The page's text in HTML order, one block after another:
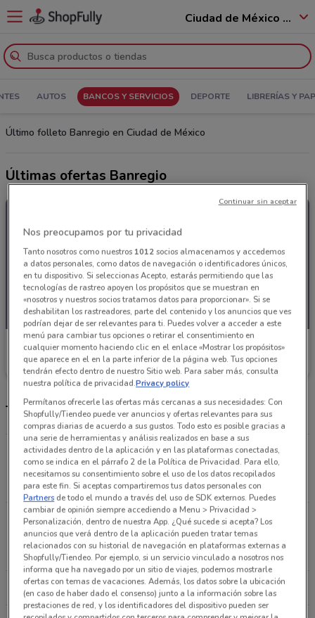
Ciudad de México - 12400
AUTOS BANCOS Y SERVICIOS DEPORTE LIBRERÍAS Y
Último folleto Banregio en Ciudad de México
Últimas ofertas Banregio
Banregio
Caduca el 31/12
Tiendas Banregio más cercanas
Eje 5 Oriente# 760, Local 5°, Col. Leyes de Reforma
3ra. Sección, Del. Iztapalapa Ciudad De México
21.6 km
CERRADO
Av. Insurgentes Sur # 1732, Col. Florida, Del.
Álvaro Obregón Ciudad De México
22.7 km
CERRADO
Todas las tiendas Banregio
Nos preocupamos por tu privacidad
Tanto nosotros como nuestros 1012socios almacenamos y accedemos
a datos personales, como datos de navegación o identificadores únicos,
en tu dispositivo. Si seleccionas Acepto, estarás permitiendo que las
tecnologías de rastreo apoyen los propósitos que se muestran en
«nosotros y nuestros socios tratamos datos para proporcionar». Si se
deshabilitan los rastreadores, parte del contenido y los anuncios que ves
podrían dejar de ser relevantes para ti. Puedes volver a acceder a este
menú para cambiar tus opciones o retirar el consentimiento en
cualquier momento haciendo clic en el enlace «Mostrar los propósitos»
que aparece en el en la parte inferior de la página web. Tus opciones
tendrán efecto dentro de nuestro Sitio web. Para saber más, consulta
nuestra política de privacidad.Privacy policy
Permítanos ofrecerle las ofertas más cercanas a sus necesidades: Con
Shopfully/Tiendeo puede ver anuncios y ofertas relevantes para sus
compras diarias de acuerdo a sus gustos. Todo esto es posible gracias a
una serie de herramientas y análisis realizados en base a sus
actividades dentro de la aplicación y en las plataformas conectadas,
como se indica en el párrafo 2 de la Política de Privacidad. Para ello,
necesitamos su consentimiento sobre el uso de los datos recopilados
para este fin. Si aceptas compartiremos tus datos personales con
Partners de todo el mundo a través del uso de SDK externos. Puedes
cambiar de opinión siempre accediendo a Menu > Privacidad >
Personalización, dentro de nuestra App. ¿Qué sucede si acepta? Los
anuncios que verá dentro de la aplicación pueden tratar temas
relacionados con su historial de navegación en plataformas externas a
Shopfully/Tiendeo. Por ejemplo, si un servicio vinculado a nosotros nos
informa que ha navegado por un sitio de viajes, podemos mostrarle
ofertas con temas de vacaciones. Además, los datos sobre la ubicación
(en caso de haber dado el consenso) junto a la información sobre las
prestaciones de red, y los identificadores del dispositivo pueden ser
Continuar sin aceptar